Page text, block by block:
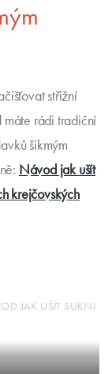
střižní
rádi tradiční
šikmým
Návod jak ušít
krejčovských
JAK UŠÍT SUKNI